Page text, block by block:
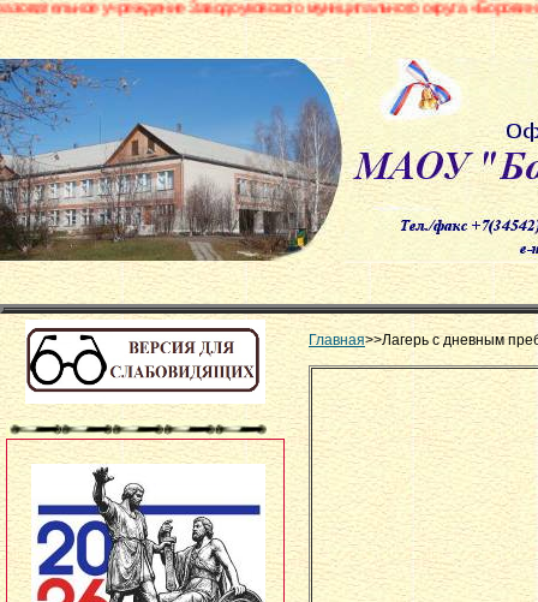
муниципального округа «Боровинская средняя
Главная>>Лагерь с дневным